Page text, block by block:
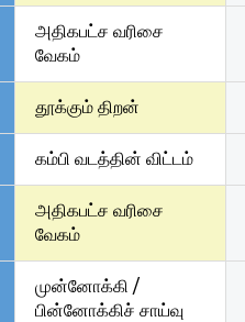
அதிகபட்ச வரிசை
வேகம்
தூக்கும் திறன்
கம்பி வடத்தின் விட்டம்
அதிகபட்ச வரிசை
வேகம்
முன்னோக்கி /
பின்னோக்கிச் சாய்வு